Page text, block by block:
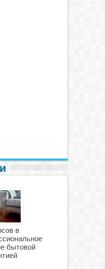
в
бытовой